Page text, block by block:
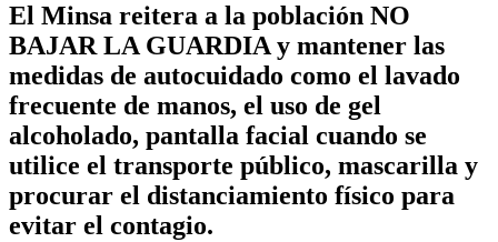
El Minsa reitera a la población NO
BAJAR LA GUARDIA y mantener las
medidas de autocuidado como el lavado
frecuente de manos, el uso de gel
alcoholado, pantalla facial cuando se
utilice el transporte público, mascarilla y
procurar el distanciamiento físico para
evitar el contagio.